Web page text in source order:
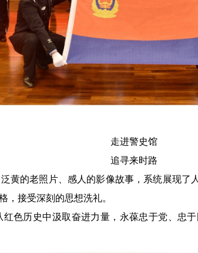
走进警史馆
追寻来时路
的老照片、感人的影像故事，系统展现了
，接受深刻的思想洗礼。
历史中汲取奋进力量，永葆忠于党、忠